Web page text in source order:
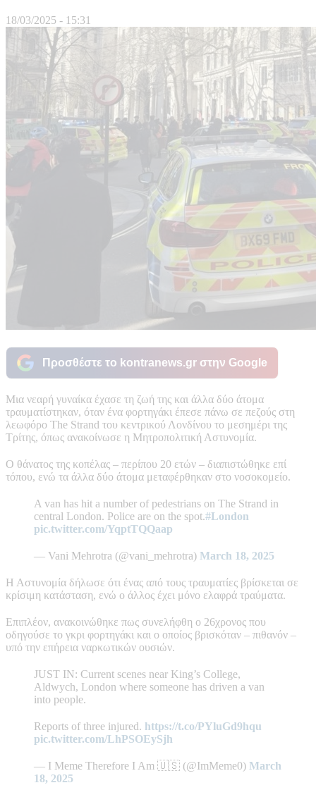
18/03/2025 - 15:31
Προσθέστε το kontranews.gr στην Google
Μια νεαρή γυναίκα έχασε τη ζωή της και άλλα δύο άτομα
τραυματίστηκαν, όταν ένα φορτηγάκι έπεσε πάνω σε πεζούς στη
λεωφόρο The Strand του κεντρικού Λονδίνου το μεσημέρι της
Τρίτης, όπως ανακοίνωσε η Μητροπολιτική Αστυνομία.
Ο θάνατος της κοπέλας – περίπου 20 ετών – διαπιστώθηκε επί
τόπου, ενώ τα άλλα δύο άτομα μεταφέρθηκαν στο νοσοκομείο.
A van has hit a number of pedestrians on The Strand in
central London. Police are on the spot.#London
pic.twitter.com/YqptTQQaap
— Vani Mehrotra (@vani_mehrotra) March 18, 2025
Η Αστυνομία δήλωσε ότι ένας από τους τραυματίες βρίσκεται σε
κρίσιμη κατάσταση, ενώ ο άλλος έχει μόνο ελαφρά τραύματα.
Επιπλέον, ανακοινώθηκε πως συνελήφθη ο 26χρονος που
οδηγούσε το γκρι φορτηγάκι και ο οποίος βρισκόταν – πιθανόν –
υπό την επήρεια ναρκωτικών ουσιών.
JUST IN: Current scenes near King’s College,
Aldwych, London where someone has driven a van
into people.
Reports of three injured. https://t.co/PYluGd9hqu
pic.twitter.com/LhPSOEySjh
— I Meme Therefore I Am 🇺🇸 (@ImMeme0) March
18, 2025